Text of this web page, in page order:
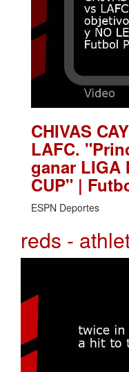
CHIVAS
LAFC.
ganar LIGA
CUP" |
ESPN Deportes
reds -